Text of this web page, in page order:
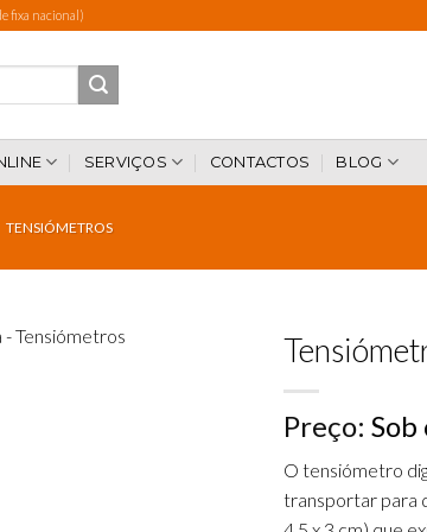
fixa nacional)
SERVIÇOS CONTACTOS BLOG
TENSIÓMETROS
Preço: Sob
O tensiómetro
transportar para